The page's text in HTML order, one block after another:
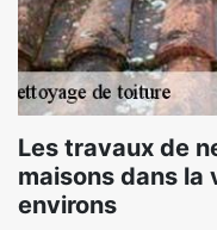
Les travaux de
maisons dans la
environs